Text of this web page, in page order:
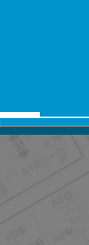
れに
■掲載
■対象
■当社
■お客様
器、
■当社